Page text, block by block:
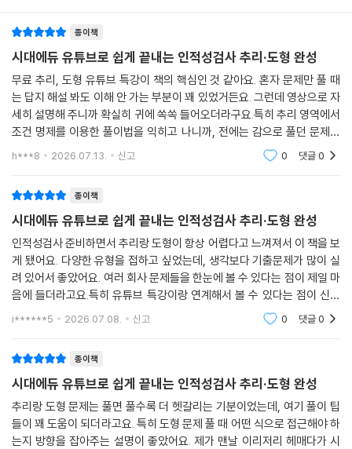
종이책
시대에듀 유튜브로 쉽게 끝내는 인적성검사 추리·도형 완성
무료 추리, 도형 유튜브 특강이 책의 핵심인 것 같아요. 혼자 문제만 풀 때
는 답지 해설 봐도 이해 안 가는 부분이 꽤 있었거든요. 그런데 영상으로 자
세히 설명해 주니까 확실히 귀에 쏙쏙 들어오더라구요.특히 추리 영역에서
조건 명제를 이용한 풀이법을 익히고 나니까, 전에는 감으로 풀던 문제들
도 논리적으로 접근할 수 있게 됐어요. 도형 문제도 막연히 어려웠는데, 특
h***8 2026.07.13. 신고 0 댓글0
종이책
시대에듀 유튜브로 쉽게 끝내는 인적성검사 추리·도형 완성
인적성검사 준비하면서 추리랑 도형이 항상 어렵다고 느껴져서 이 책을 보
게 됐어요. 다양한 유형을 접하고 싶었는데, 생각보다 기출문제가 많이 실
려 있어서 좋았어요. 여러 회사 문제들을 한눈에 볼 수 있다는 점이 제일 마
음에 들더라고요.특히 유튜브 특강이랑 연계해서 볼 수 있다는 점이 신기
했어요. 혼자 풀다가 막히는 부분이 있으면 바로 영상으로 설명 들으면서
i******5 2026.07.08. 신고 0 댓글0
종이책
시대에듀 유튜브로 쉽게 끝내는 인적성검사 추리·도형 완성
추리랑 도형 문제는 풀면 풀수록 더 헷갈리는 기분이었는데, 여기 풀이 팁
들이 꽤 도움이 되더라고요. 특히 도형 문제 풀 때 어떤 식으로 접근해야 하
는지 방향을 잡아주는 설명이 좋았어요. 제가 맨날 이리저리 헤매다가 시